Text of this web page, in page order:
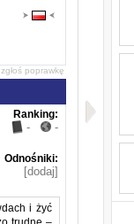
zgłoś poprawkę
Ranking:
- -
Odnośniki:
[dodaj]
i żyć